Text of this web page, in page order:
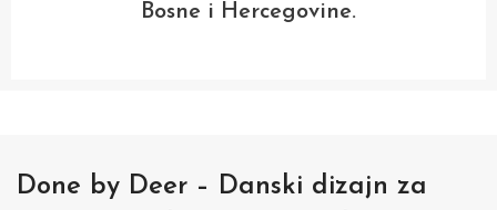
Bosne i Hercegovine.
Done by Deer – Danski dizajn za